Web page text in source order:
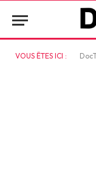
VOUS ÊTES ICI :